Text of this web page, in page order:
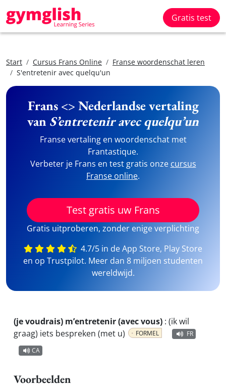
Gratis test
Start Cursus Frans Online
Franse woordenschat leren
S'entretenir avec quelqu'un
Frans <> Nederlandse vertaling
van S’entretenir avec quelqu’un
Franse vertaling en woordenschat met
Frantastique.
Verbeter je Frans en test gratis onze cursus
Franse online.
Test gratis uw Frans
Gratis uitproberen, zonder enige verplichting
4.7/5 in de App Store, Play Store
en op Trustpilot. Meer dan 8 miljoen studenten
wereldwijd.
(je voudrais) m’entretenir (avec vous) : (ik wil
graag) iets bespreken (met u)
FORMEL
FR
CA
Voorbeelden